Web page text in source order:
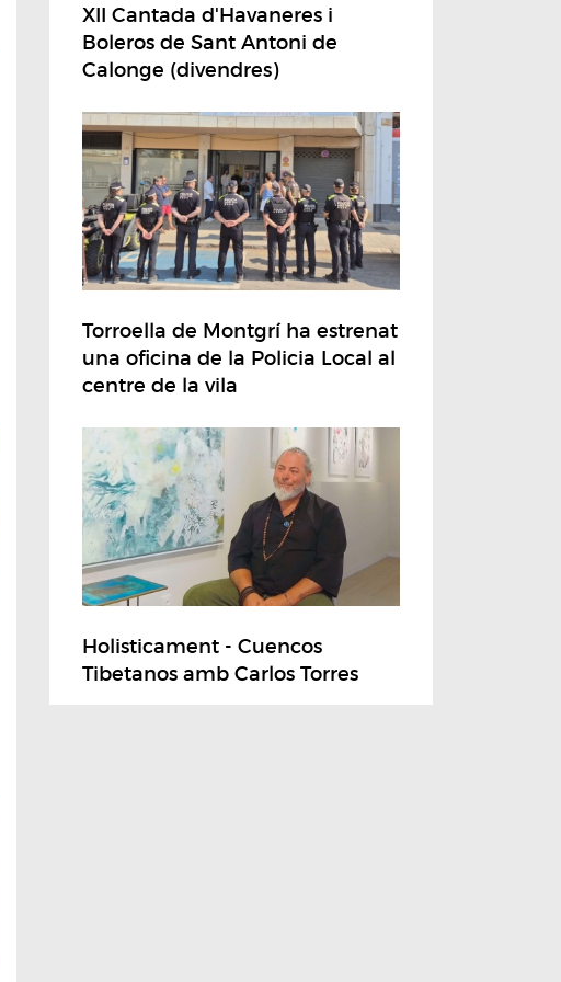
XII Cantada d'Havaneres i
Boleros de Sant Antoni de
Calonge (divendres)
Torroella de Montgrí ha estrenat
una oficina de la Policia Local al
centre de la vila
Holisticament - Cuencos
Tibetanos amb Carlos Torres